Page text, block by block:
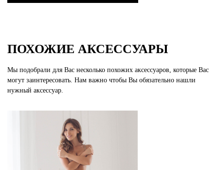
ПОХОЖИЕ АКСЕССУАРЫ
Мы подобрали для Вас несколько похожих аксессуаров, которые Вас
могут заинтересовать. Нам важно чтобы Вы обязательно нашли
нужный аксессуар.